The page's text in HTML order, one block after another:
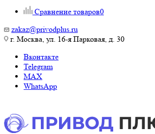
Сравнение товаров0
zakaz@privodplus.ru
г. Москва, ул. 16-я Парковая, д. 30
Вконтакте
Telegram
MAX
WhatsApp